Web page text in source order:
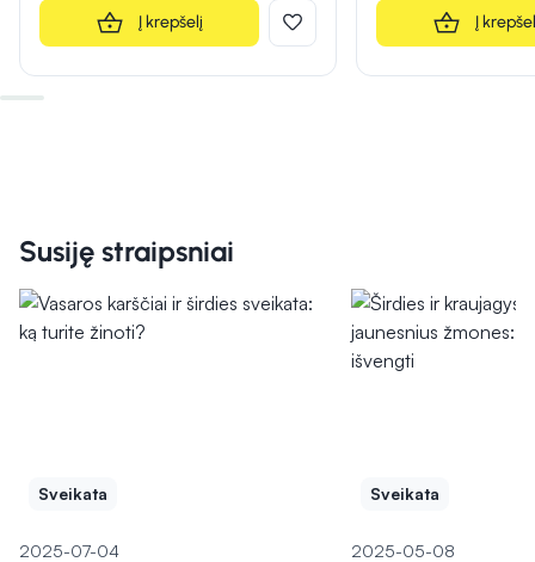
Į krepšelį Į
Susiję straipsniai
Sveikata
2025-07-04
Sveikata
2025-05-08